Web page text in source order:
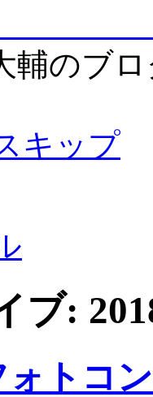
のブロ
キップ
ブ:
トコ